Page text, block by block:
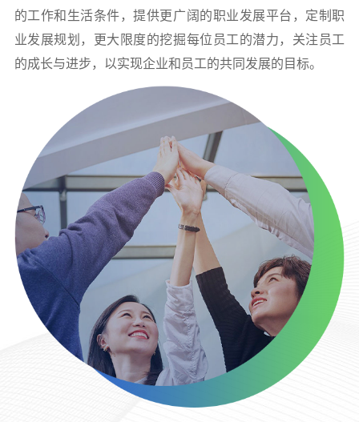
的工作和生活条件，提供更广阔的职业发展平台，定制职
业发展规划，更大限度的挖掘每位员工的潜力，关注员工
的成长与进步，以实现企业和员工的共同发展的目标。